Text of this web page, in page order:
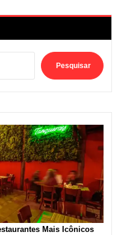
Pesquisar
Mais Icônicos